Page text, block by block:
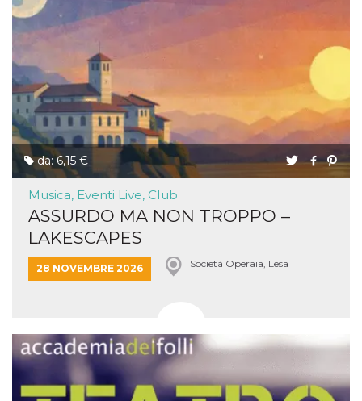
da: 6,15 €
Musica, Eventi Live, Club
ASSURDO MA NON TROPPO –
LAKESCAPES
28 NOVEMBRE 2026 Società Operaia, Lesa